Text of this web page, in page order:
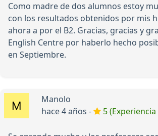
Como madre de dos alumnos estoy
con los resultados obtenidos por mis
ahora a por el B2. Gracias, gracias y
English Centre por haberlo hecho
en Septiembre.
Manolo
hace 4 años -
5